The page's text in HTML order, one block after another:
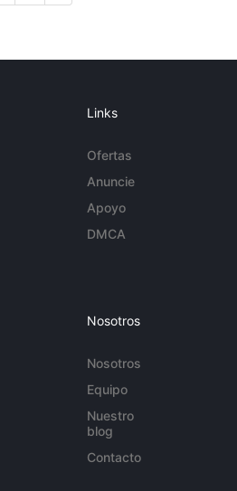
Links
Ofertas
Anuncie
Apoyo
DMCA
Nosotros
Nosotros
Equipo
Nuestro
blog
Contacto